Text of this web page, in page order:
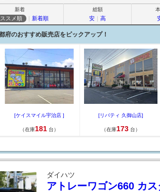
新着
スメ順 ｜ 新着順
総額
安 ｜ 高
府のおすすめ販売店をピックアップ！
[ケイスマイル宇治店 ]
（在庫181 台）
[リバティ 久御山店]
（在庫173 台）
ダイハツ
アトレーワゴン660 カ